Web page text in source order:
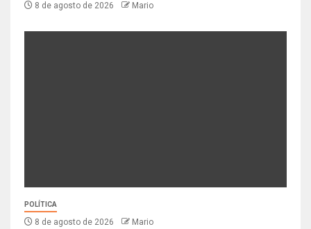
8 de agosto de 2026 Mario
POLÍTICA
8 de agosto de 2026 Mario